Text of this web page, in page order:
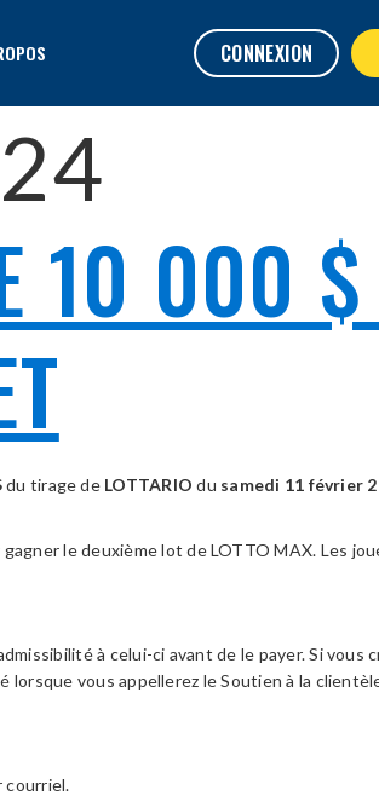
CONNEXION
10 000 $
du tirage de LOTTARIOdu samedi 11 février
le deuxième lot de LOTTO MAX. Les
à celui-ci avant de le payer. Si vous
vous appellerez le Soutien à la clientèle
courriel.